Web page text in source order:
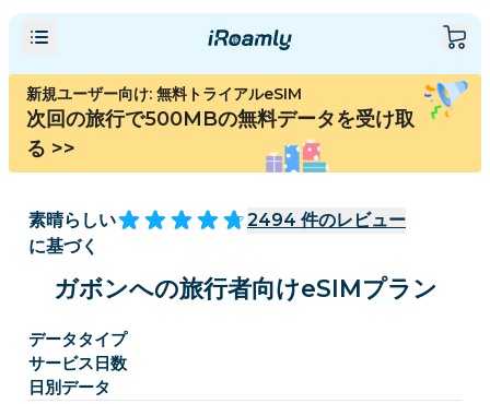
新規ユーザー向け: 無料トライアルeSIM
次回の旅行で500MBの無料データを受け取
る >>
素晴らしい 2494 件のレビュー
に基づく
ガボンへの旅行者向けeSIMプラン
データタイプ
サービス日数
日別データ